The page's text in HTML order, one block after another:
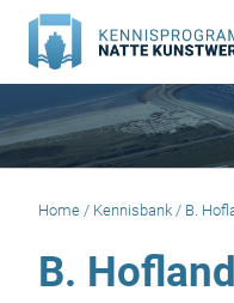
Doorgaan
naar
inhoud
Home / Kennisbank / B.
B. Hofland